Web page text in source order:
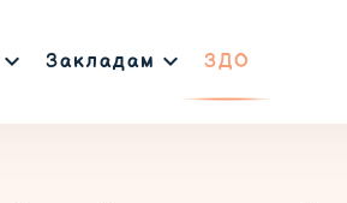
Закладам ЗДО